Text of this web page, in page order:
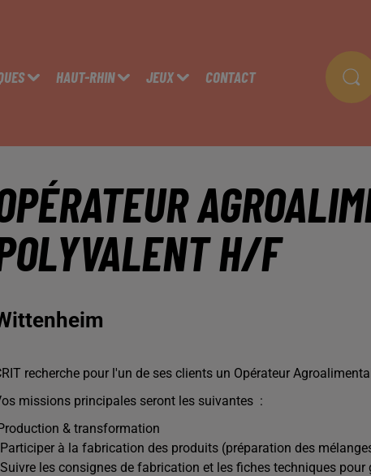
HAUT-RHIN JEUX CONTACT
H/F
recherche pour l'un de ses clients un Opérateur
missions principales seront les suivantes :
& transformation
à la fabrication des produits (préparation des
les consignes de fabrication et les fiches techniques